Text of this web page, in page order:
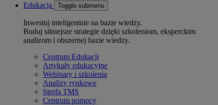
Edukacja Toggle submenu
Inwestuj inteligentnie na bazie wiedzy.
Buduj silniejsze strategie dzięki szkoleniom, eksperckim
analizom i obszernej bazie wiedzy.
Centrum Edukacji
Artykuły edukacyjne
Webinary i szkolenia
Analizy rynkowe
Strefa TMS
Centrum pomocy